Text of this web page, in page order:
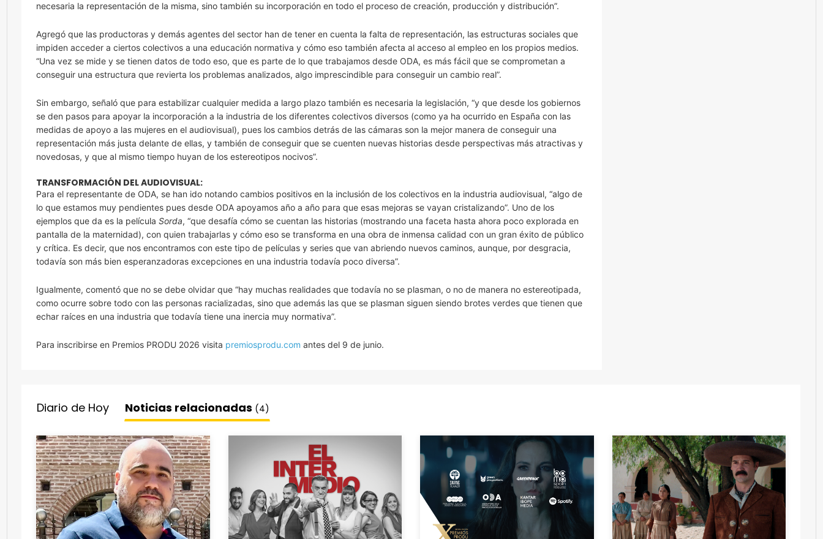
necesaria la representación de la misma, sino también su incorporación en todo el proceso de creación, producción y distribución”.
Agregó que las productoras y demás agentes del sector han de tener en cuenta la falta de representación, las estructuras sociales que
impiden acceder a ciertos colectivos a una educación normativa y cómo eso también afecta al acceso al empleo en los propios medios.
“Una vez se mide y se tienen datos de todo eso, que es parte de lo que trabajamos desde ODA, es más fácil que se comprometan a
conseguir una estructura que revierta los problemas analizados, algo imprescindible para conseguir un cambio real”.
Sin embargo, señaló que para estabilizar cualquier medida a largo plazo también es necesaria la legislación, “y que desde los gobiernos
se den pasos para apoyar la incorporación a la industria de los diferentes colectivos diversos (como ya ha ocurrido en España con las
medidas de apoyo a las mujeres en el audiovisual), pues los cambios detrás de las cámaras son la mejor manera de conseguir una
representación más justa delante de ellas, y también de conseguir que se cuenten nuevas historias desde perspectivas más atractivas y
novedosas, y que al mismo tiempo huyan de los estereotipos nocivos”.
TRANSFORMACIÓN DEL AUDIOVISUAL:
Para el representante de ODA, se han ido notando cambios positivos en la inclusión de los colectivos en la industria audiovisual, “algo de
lo que estamos muy pendientes pues desde ODA apoyamos año a año para que esas mejoras se vayan cristalizando”. Uno de los
ejemplos que da es la película Sorda, “que desafía cómo se cuentan las historias (mostrando una faceta hasta ahora poco explorada en
pantalla de la maternidad), con quien trabajarlas y cómo eso se transforma en una obra de inmensa calidad con un gran éxito de público
y crítica. Es decir, que nos encontramos con este tipo de películas y series que van abriendo nuevos caminos, aunque, por desgracia,
todavía son más bien esperanzadoras excepciones en una industria todavía poco diversa”.
Igualmente, comentó que no se debe olvidar que “hay muchas realidades que todavía no se plasman, o no de manera no estereotipada,
como ocurre sobre todo con las personas racializadas, sino que además las que se plasman siguen siendo brotes verdes que tienen que
echar raíces en una industria que todavía tiene una inercia muy normativa”.
Para inscribirse en Premios PRODU 2026 visita premiosprodu.com antes del 9 de junio.
Diario de Hoy Noticias relacionadas (4)